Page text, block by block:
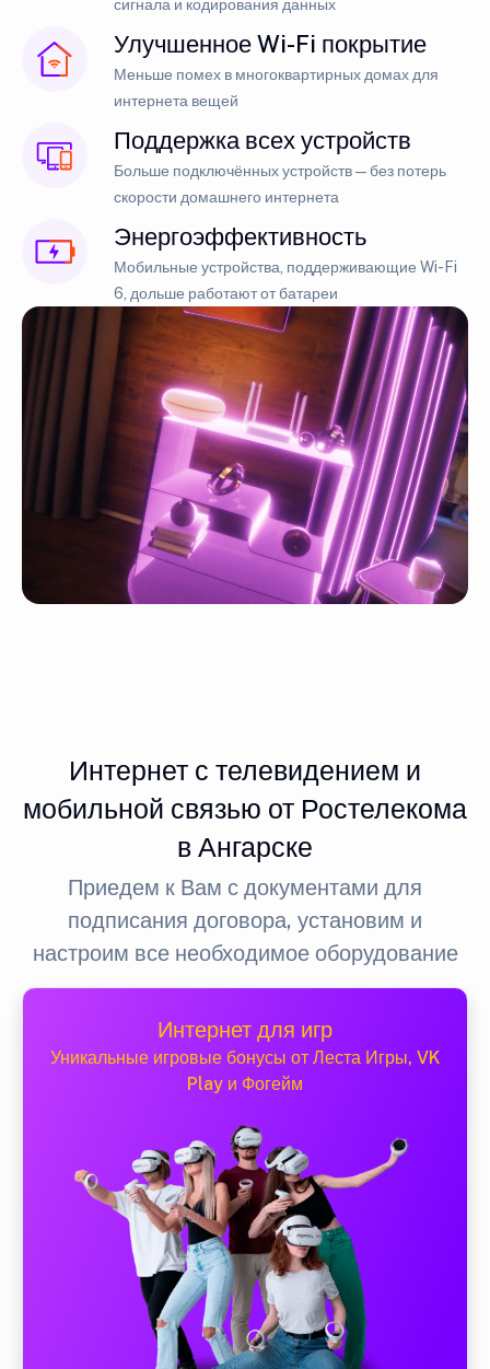
сигнала и кодирования данных
Улучшенное Wi-Fi покрытие
Меньше помех в многоквартирных домах для
интернета вещей
Поддержка всех устройств
Больше подключённых устройств — без потерь
скорости домашнего интернета
Энергоэффективность
Мобильные устройства, поддерживающие Wi-Fi
6, дольше работают от батареи
Интернет с телевидением и
мобильной связью от Ростелекома
в Ангарске
Приедем к Вам с документами для
подписания договора, установим и
настроим все необходимое оборудование
Интернет для игр
Уникальные игровые бонусы от Леста Игры, VK
Play и Фогейм